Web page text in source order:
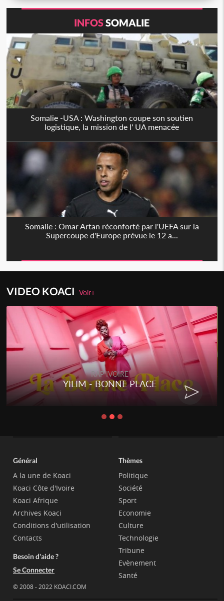
INFOSSOMALIE
Somalie -USA : Washington coupe son soutien
logistique, la mission de l' UA menacée
Somalie : Omar Artan réconforté par l'UEFA sur la
Supercoupe d'Europe prévue le 12 a...
VIDEO KOACIVoir+
RAP IVOIRE
YILIM - BONNE PLACE
Général
A la une de Koaci
Koaci Côte d'Ivoire
Koaci Afrique
Archives Koaci
Conditions d'utilisation
Contacts
Besoin d'aide ?
Se Connecter
© 2008 - 2022 KOACI.COM
Thèmes
Politique
Société
Sport
Economie
Culture
Technologie
Tribune
Evènement
Santé